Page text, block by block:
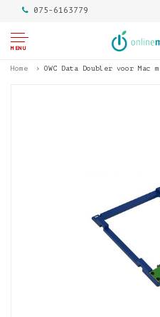
075-6163779
MENU
Home OWC Data Doubler voor